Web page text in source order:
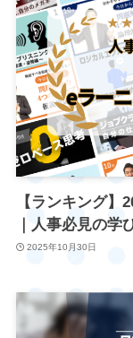
【ランキング】
｜人事必見の学
2025年10月30日